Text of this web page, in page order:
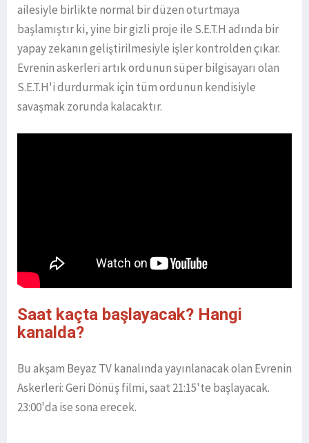
ailesiyle birlikte normal bir düzen oturtmaya
başlamıştır ki, yine bir gizli proje ile S.E.T.H adında bir
yapay zekanın geliştirilmesiyle işler kontrolden çıkar.
Evrenin askerleri artık ordunun süper bilgisayarı olan
S.E.T.H'i durdurmak için tüm ordunun kendisiyle
savaşmak zorunda kalacaktır.
Saat kaçta başlayacak? Hangi
kanalda?
Bu akşam Beyaz TV kanalında yayınlanacak olan Evrenin
Askerleri: Geri Dönüş filmi, saat 21:15'te başlayacak.
23:00'da ise sona erecek.